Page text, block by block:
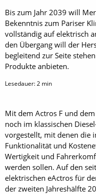
Bis zum Jahr 2039 will
Bekenntnis zum Pariser
vollständig auf elektrisch
den Übergang will der
begleitend zur Seite
Produkte anbieten.
Lesedauer:2 min
Mit dem Actros F und
noch im klassischen
vorgestellt, mit denen die
Funktionalität und
Wertigkeit und
werden sollen. Auf den
elektrischen eActros für
der zweiten Jahreshälfte